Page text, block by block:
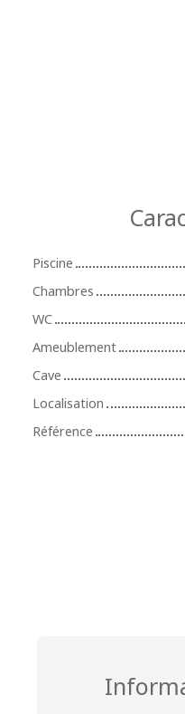
Piscine
Chambres
WC
Ameublement
Cave
Localisation
Référence